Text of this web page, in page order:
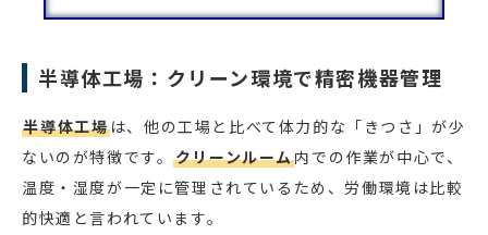
半導体工場：クリーン環境で精密機器管理
半導体工場は、他の工場と比べて体力的な「きつさ」が少
ないのが特徴です。クリーンルーム内での作業が中心で、
温度・湿度が一定に管理されているため、労働環境は比較
的快適と言われています。